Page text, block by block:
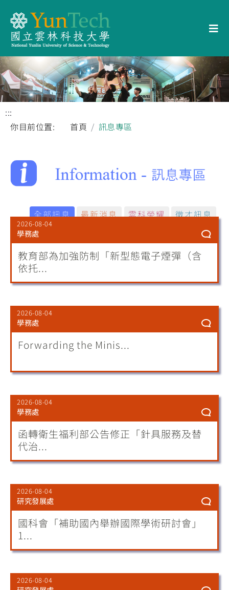
:::
你目前位置:
首頁 訊息專區
全部訊息 最新消息 雲科榮耀 徵才訊息
2026-08-04
學務處
教育部為加強防制「新型態電子煙彈（含
依托...
2026-08-04
學務處
Forwarding the Minis...
2026-08-04
學務處
函轉衛生福利部公告修正「針具服務及替
代治...
2026-08-04
研究發展處
國科會「補助國內舉辦國際學術研討會」
1...
2026-08-04